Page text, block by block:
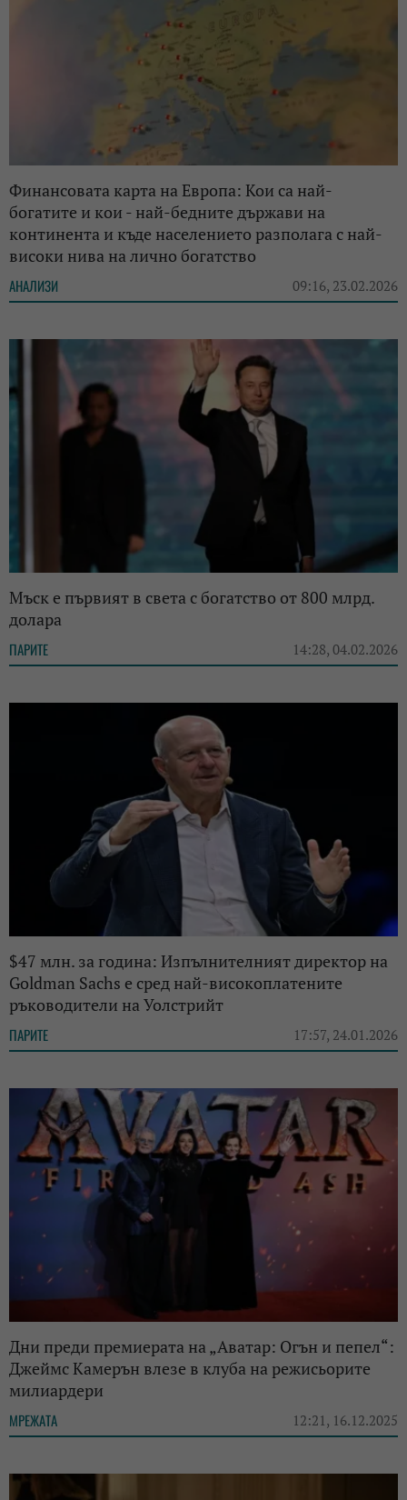
Финансовата карта на Европа: Кои са най-
богатите и кои - най-бедните държави на
континента и къде населението разполага с най-
високи нива на лично богатство
АНАЛИЗИ 09:16, 23.02.2026
Мъск е първият в света с богатство от 800 млрд.
долара
ПАРИТЕ 14:28, 04.02.2026
$47 млн. за година: Изпълнителният директор на
Goldman Sachs е сред най-високоплатените
ръководители на Уолстрийт
ПАРИТЕ 17:57, 24.01.2026
Дни преди премиерата на „Аватар: Огън и пепел“:
Джеймс Камерън влезе в клуба на режисьорите
милиардери
МРЕЖАТА 12:21, 16.12.2025